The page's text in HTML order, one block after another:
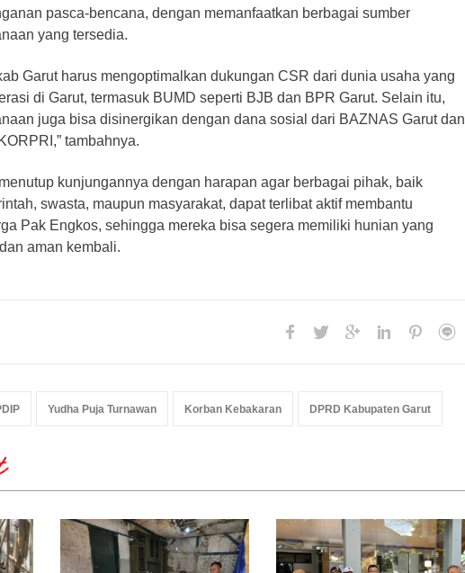
pasca-bencana, dengan memanfaatkan berbagai sumber
yang tersedia.
Garut harus mengoptimalkan dukungan CSR dari dunia usaha yang
di Garut, termasuk BUMD seperti BJB dan BPR Garut. Selain itu,
juga bisa disinergikan dengan dana sosial dari BAZNAS Garut dan
tambahnya.
kunjungannya dengan harapan agar berbagai pihak, baik
swasta, maupun masyarakat, dapat terlibat aktif membantu
Pak Engkos, sehingga mereka bisa segera memiliki hunian yang
aman kembali.
Yudha Puja Turnawan Korban Kebakaran DPRD Kabupaten Garut